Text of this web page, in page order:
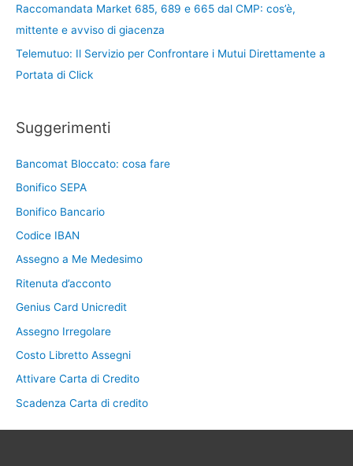
Raccomandata Market 685, 689 e 665 dal CMP: cos’è,
mittente e avviso di giacenza
Telemutuo: Il Servizio per Confrontare i Mutui Direttamente a
Portata di Click
Suggerimenti
Bancomat Bloccato: cosa fare
Bonifico SEPA
Bonifico Bancario
Codice IBAN
Assegno a Me Medesimo
Ritenuta d’acconto
Genius Card Unicredit
Assegno Irregolare
Costo Libretto Assegni
Attivare Carta di Credito
Scadenza Carta di credito